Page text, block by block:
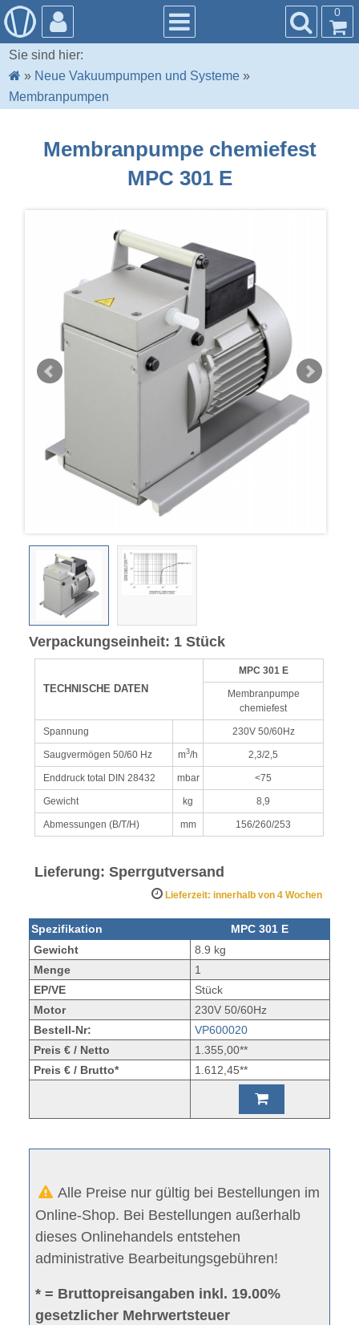
0
Sie sind hier:
» Neue Vakuumpumpen und Systeme »
Membranpumpen
Membranpumpe chemiefest
MPC 301 E
Verpackungseinheit: 1 Stück
TECHNISCHE DATEN
MPC 301 E
Membranpumpe
chemiefest
Spannung 230V 50/60Hz
Saugvermögen 50/60 Hz m3/h 2,3/2,5
Enddruck total DIN 28432 mbar <75
Gewicht kg 8,9
Abmessungen (B/T/H) mm 156/260/253
Lieferung: Sperrgutversand
Lieferzeit: innerhalb von 4 Wochen
Spezifikation
MPC 301 E
Gewicht
8.9 kg
Menge
1
EP/VE
Stück
Motor
230V 50/60Hz
Bestell-Nr:
VP600020
Preis € / Netto
1.355,00**
Preis € / Brutto*
1.612,45**
Alle Preise nur gültig bei Bestellungen im
Online-Shop. Bei Bestellungen außerhalb
dieses Onlinehandels entstehen
administrative Bearbeitungsgebühren!
* = Bruttopreisangaben inkl. 19.00%
gesetzlicher Mehrwertsteuer